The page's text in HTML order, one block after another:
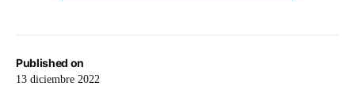
Published on
13 diciembre 2022